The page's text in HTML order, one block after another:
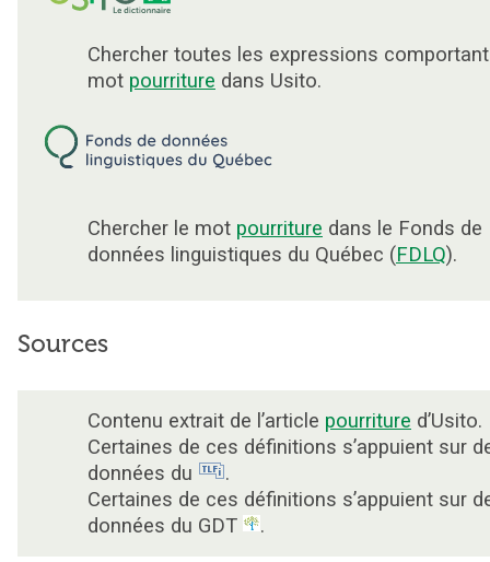
Chercher toutes les expressions
mot pourriture dans Usito.
Chercher le mot pourriture dans le Fonds de
données linguistiques du Québec (FDLQ).
Sources
Contenu extrait de l’article pourriture d’Usito.
Certaines de ces définitions s’appuient sur
données du
.
Certaines de ces définitions s’appuient sur
données du GDT
.